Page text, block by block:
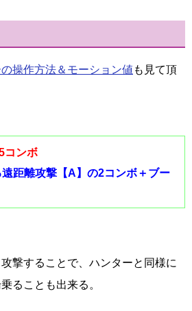
操作方法＆モーション値 も見て頂
コンボ
距離攻撃【A】の2コンボ＋ブー
撃することで、ハンターと同様に
ることも出来る。